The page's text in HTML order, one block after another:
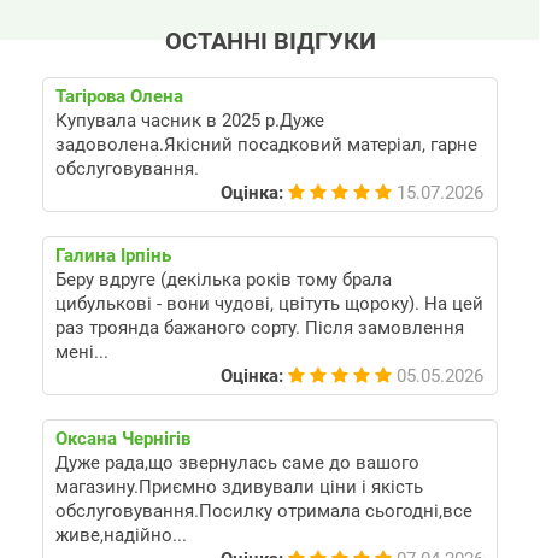
ОСТАННІ ВІДГУКИ
Тагірова Олена
Купувала часник в 2025 р.Дуже
задоволена.Якісний посадковий матеріал, гарне
обслуговування.
Оцінка:
15.07.2026
Галина Ірпінь
Беру вдруге (декілька років тому брала
цибулькові - вони чудові, цвітуть щороку). На цей
раз троянда бажаного сорту. Після замовлення
мені...
Оцінка:
05.05.2026
Оксана Чернігів
Дуже рада,що звернулась саме до вашого
магазину.Приємно здивували ціни і якість
обслуговування.Посилку отримала сьогодні,все
живе,надійно...